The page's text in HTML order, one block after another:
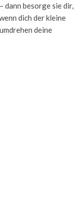
dann besorge sie dir,
dich der kleine
deine